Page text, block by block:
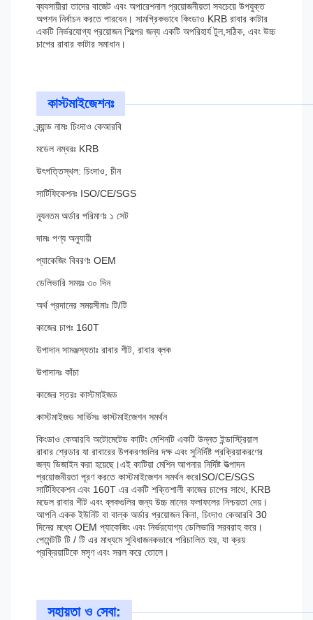
ব্যবসায়ীরা তাদের বাজেট এবং অপারেশনাল প্রয়োজনীয়তা সবচেয়ে উপযুক্ত
অপশন নির্বাচন করতে পারবেন। সামগ্রিকভাবে কিংডাও KRB রাবার কাটার
একটি নির্ভরযোগ্য প্রয়োজন শিল্পের জন্য একটি অপরিহার্য টুল,সঠিক, এবং উচ্চ
চাপের রাবার কাটার সমাধান।
কাস্টমাইজেশনঃ
ব্র্যান্ড নামঃ চিংদাও কেআরবি
মডেল নম্বরঃ KRB
উৎপত্তিস্থল: চিংদাও, চীন
সার্টিফিকেশনঃ ISO/CE/SGS
ন্যূনতম অর্ডার পরিমাণঃ ১ সেট
দামঃ পণ্য অনুযায়ী
প্যাকেজিং বিবরণঃ OEM
ডেলিভারি সময়ঃ ৩০ দিন
অর্থ প্রদানের সময়সীমাঃ টি/টি
কাজের চাপঃ 160T
উপাদান সামঞ্জস্যতাঃ রাবার শীট, রাবার ব্লক
উপাদানঃ কাঁচা
কাজের স্তরঃ কাস্টমাইজড
কাস্টমাইজড সার্ভিসঃ কাস্টমাইজেশন সমর্থন
কিংডাও কেআরবি অটোমেটেড কাটিং মেশিনটি একটি উন্নত ইন্ডাস্ট্রিয়াল
রাবার শ্রেডার যা রাবারের উপকরণগুলির দক্ষ এবং সুনির্দিষ্ট প্রক্রিয়াকরণের
জন্য ডিজাইন করা হয়েছে।এই কাটিয়া মেশিন আপনার নির্দিষ্ট উত্পাদন
প্রয়োজনীয়তা পূরণ করতে কাস্টমাইজেশন সমর্থন করেISO/CE/SGS
সার্টিফিকেশন এবং 160T এর একটি শক্তিশালী কাজের চাপের সাথে, KRB
মডেল রাবার শীট এবং ব্লকগুলির জন্য উচ্চ মানের ফলাফলের নিশ্চয়তা দেয়।
আপনি একক ইউনিট বা বাল্ক অর্ডার প্রয়োজন কিনা, চিংদাও কেআরবি 30
দিনের মধ্যে OEM প্যাকেজিং এবং নির্ভরযোগ্য ডেলিভারি সরবরাহ করে।
পেমেন্টটি টি / টি এর মাধ্যমে সুবিধাজনকভাবে পরিচালিত হয়, যা ক্রয়
প্রক্রিয়াটিকে মসৃণ এবং সরল করে তোলে।
সহায়তা ও সেবা: